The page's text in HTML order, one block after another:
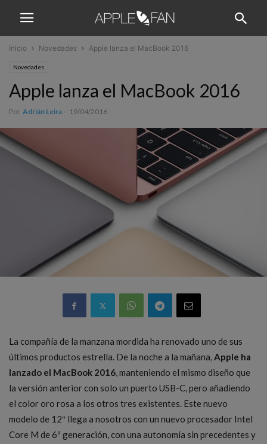
Inicio Novedades Apple lanza el MacBook 2016
Novedades
Apple lanza el MacBook 2016
Por Adrián Leira - 19/04/2016
La compañía de la manzana mordida ha renovado uno de sus
últimos productos estrella. De la noche a la mañana,Apple ha
lanzado el MacBook 2016, manteniendo el mismo diseño que
la versión anterior con solo un puerto USB-C, pero añadiendo
el color oro rosa a los otros tres existentes. Este nuevo
modelo de 12″ llega a nosotros con un nuevo procesador Intel
Core M de 6ª generación, con una autonomía sin precedentes y